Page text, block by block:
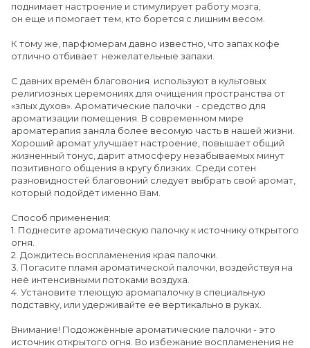
поднимает настроение и стимулирует работу мозга,
он еще и помогает тем, кто борется с лишним весом.
К тому же, парфюмерам давно известно, что запах кофе
отлично отбивает нежелательные запахи.
С давних времён благовония используют в культовых
религиозных церемониях для очищения пространства от
«злых духов». Ароматические палочки - средство для
ароматизации помещения. В современном мире
ароматерапия заняла более весомую часть в нашей жизни.
Хороший аромат улучшает настроение, повышает общий
жизненный тонус, дарит атмосферу незабываемых минут
позитивного общения в кругу близких. Среди сотен
разновидностей благовоний следует выбрать свой аромат,
который подойдёт именно Вам.
Способ применения:
1. Поднесите ароматическую палочку к источнику открытого
огня.
2. Дождитесь воспламенения края палочки.
3. Погасите пламя ароматической палочки, воздействуя на
неё интенсивными потоками воздуха.
4. Установите тлеющую аромапалочку в специальную
подставку, или удерживайте её вертикально в руках.
Внимание! Подожжённые ароматические палочки - это
источник открытого огня. Во избежание воспламенения не